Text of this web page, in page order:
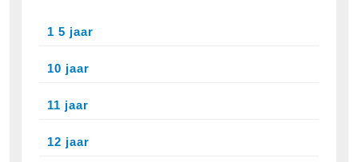
1 5 jaar
10 jaar
11 jaar
12 jaar